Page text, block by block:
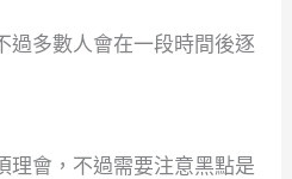
過多數人會在一段時間後逐
理會，不過需要注意黑點是